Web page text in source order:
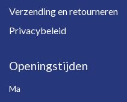
Verzending en retourneren
Privacybeleid
Openingstijden
Ma